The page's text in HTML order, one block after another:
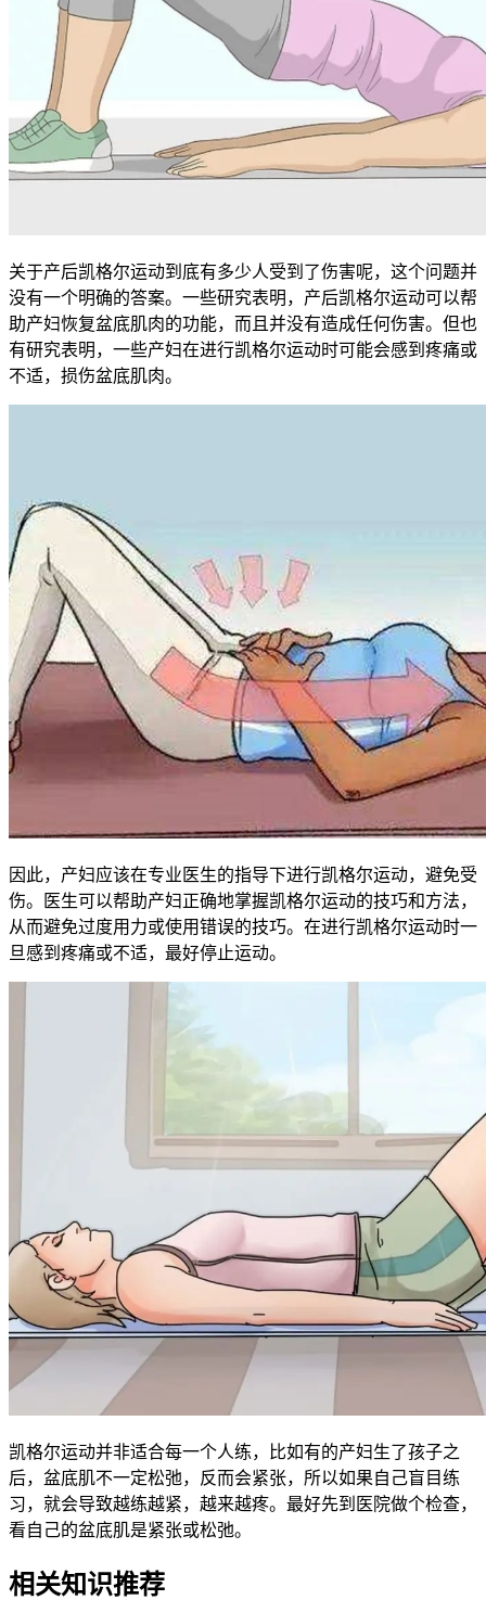
关于产后凯格尔运动到底有多少人受到了伤害呢，这个问题并
没有一个明确的答案。一些研究表明，产后凯格尔运动可以帮
助产妇恢复盆底肌肉的功能，而且并没有造成任何伤害。但也
有研究表明，一些产妇在进行凯格尔运动时可能会感到疼痛或
不适，损伤盆底肌肉。
因此，产妇应该在专业医生的指导下进行凯格尔运动，避免受
伤。医生可以帮助产妇正确地掌握凯格尔运动的技巧和方法，
从而避免过度用力或使用错误的技巧。在进行凯格尔运动时一
旦感到疼痛或不适，最好停止运动。
凯格尔运动并非适合每一个人练，比如有的产妇生了孩子之
后，盆底肌不一定松弛，反而会紧张，所以如果自己盲目练
习，就会导致越练越紧，越来越疼。最好先到医院做个检查，
看自己的盆底肌是紧张或松弛。
相关知识推荐